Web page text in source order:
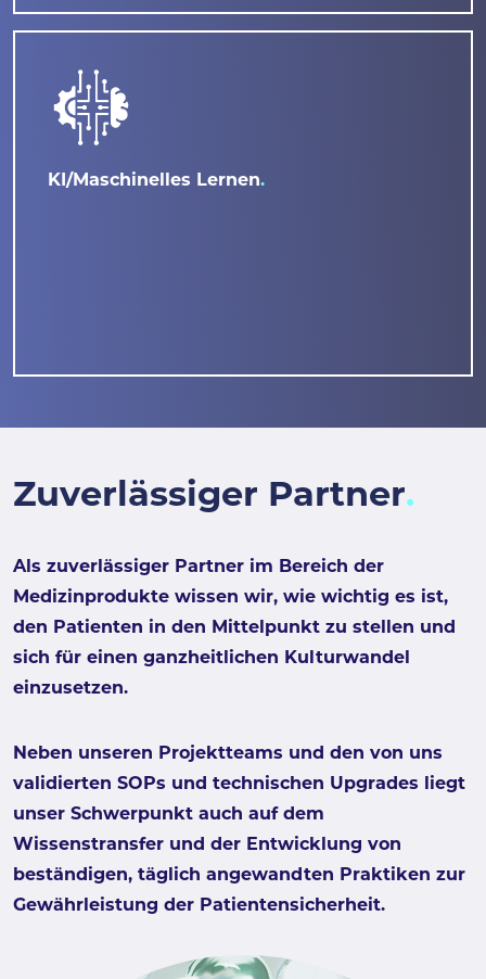
KI/Maschinelles Lernen
Zuverlässiger Partner
Als zuverlässiger Partner im Bereich der
Medizinprodukte wissen wir, wie wichtig es ist,
den Patienten in den Mittelpunkt zu stellen und
sich für einen ganzheitlichen Kulturwandel
einzusetzen.
Neben unseren Projektteams und den von uns
validierten SOPs und technischen Upgrades liegt
unser Schwerpunkt auch auf dem
Wissenstransfer und der Entwicklung von
beständigen, täglich angewandten Praktiken zur
Gewährleistung der Patientensicherheit.